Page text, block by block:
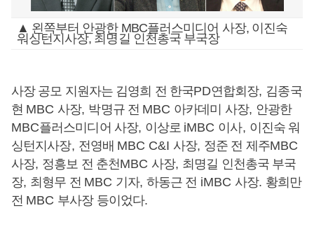
▲ 왼쪽부터 안광한 MBC플러스미디어 사장, 이진숙
워싱턴지사장, 최명길 인천총국 부국장
사장 공모 지원자는 김영희 전 한국PD연합회장, 김종국
현 MBC 사장, 박명규 전 MBC 아카데미 사장, 안광한
MBC플러스미디어 사장, 이상로 iMBC 이사, 이진숙 워
싱턴지사장, 전영배 MBC C&I 사장, 정준 전 제주MBC
사장, 정흥보 전 춘천MBC 사장, 최명길 인천총국 부국
장, 최형무 전 MBC 기자, 하동근 전 iMBC 사장. 황희만
전 MBC 부사장 등이었다.